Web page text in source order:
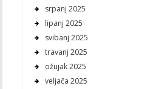
srpanj 2025
lipanj 2025
svibanj 2025
travanj 2025
ožujak 2025
veljača 2025